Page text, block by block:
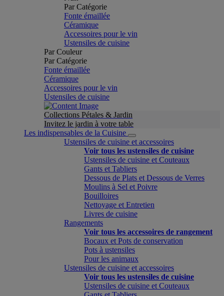
Par Catégorie
Fonte émaillée
Céramique
Accessoires pour le vin
Ustensiles de cuisine
Par Couleur
Par Catégorie
Fonte émaillée
Céramique
Accessoires pour le vin
Ustensiles de cuisine
Collections Pétales & Jardin
Invitez le jardin à votre table
Les indispensables de la Cuisine
Ustensiles de cuisine et accessoires
Voir tous les ustensiles de cuisine
Ustensiles de cuisine et Couteaux
Gants et Tabliers
Dessous de Plats et Dessous de Verres
Moulins à Sel et Poivre
Bouilloires
Nettoyage et Entretien
Livres de cuisine
Rangements
Voir tous les accessoires de rangement
Bocaux et Pots de conservation
Pots à ustensiles
Pour les animaux
Ustensiles de cuisine et accessoires
Voir tous les ustensiles de cuisine
Ustensiles de cuisine et Couteaux